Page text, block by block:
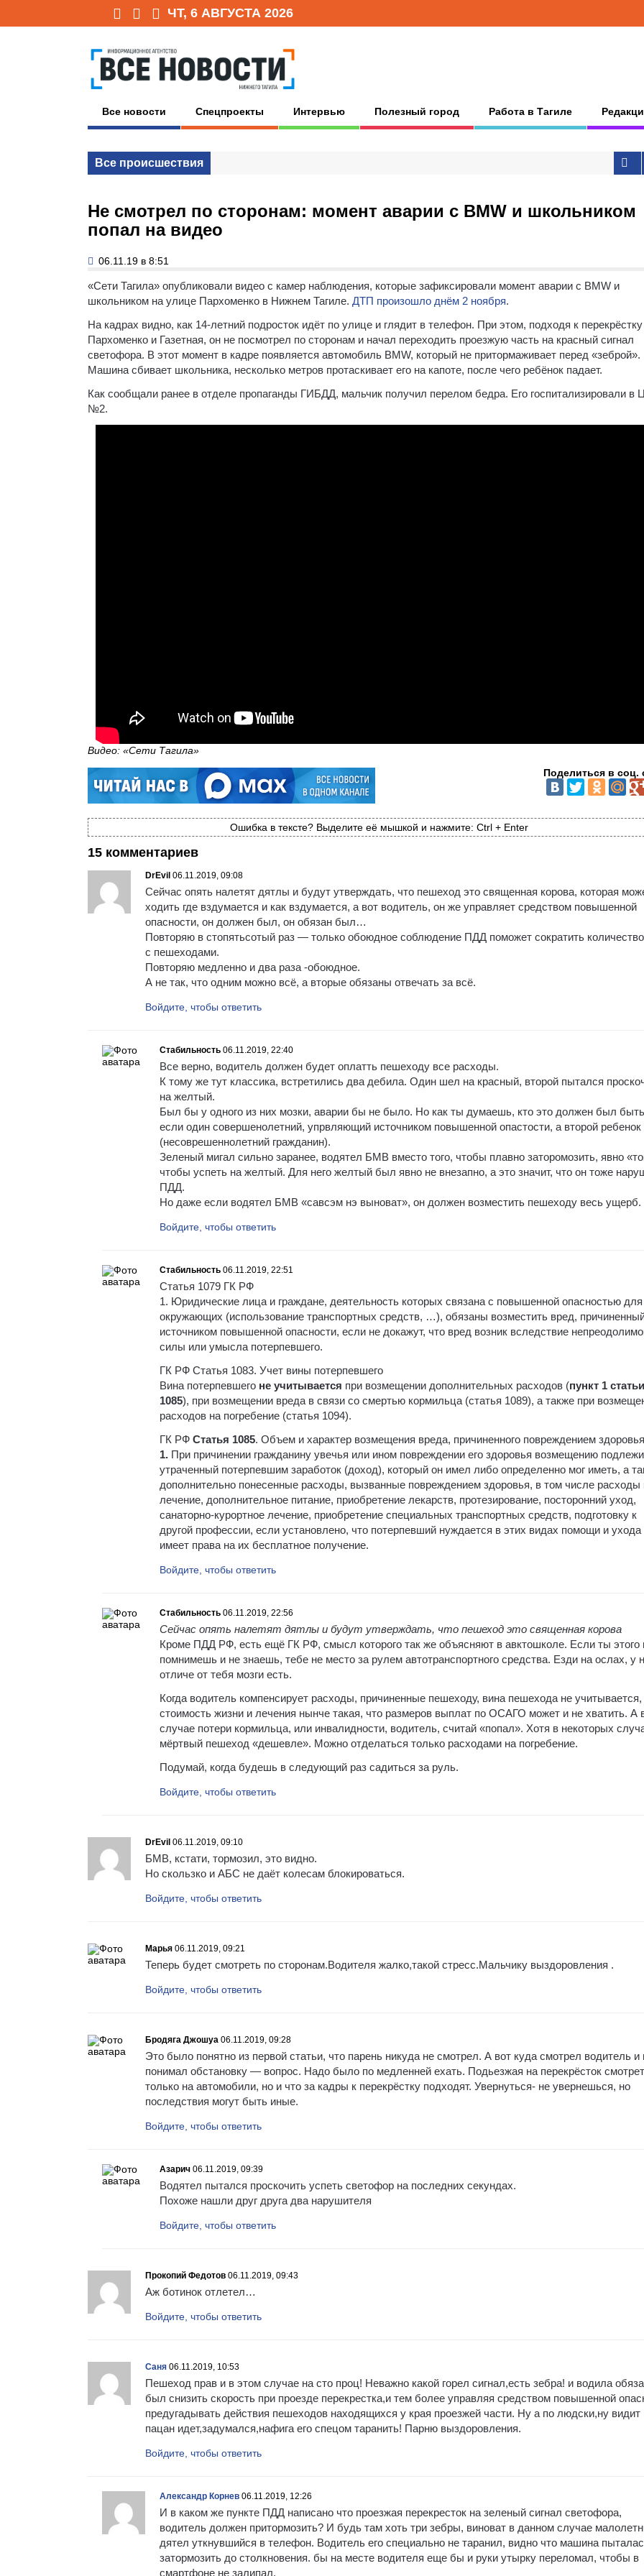
ЧТ, 6 АВГУСТА 2026
Все новости Спецпроекты Интервью Полезный город Работа в Тагиле
Все происшествия
Не смотрел по сторонам: момент аварии с BMW и школьником
попал на видео
06.11.19 в 8:51
«Сети Тагила» опубликовали видео с камер наблюдения, которые зафиксировали момент аварии с BMW и
школьником на улице Пархоменко в Нижнем Тагиле. ДТП произошло днём 2 ноября.
На кадрах видно, как 14-летний подросток идёт по улице и глядит в телефон. При этом, подходя к
Пархоменко и Газетная, он не посмотрел по сторонам и начал переходить проезжую часть на красный сигнал
светофора. В этот момент в кадре появляется автомобиль BMW, который не притормаживает перед «зеброй».
Машина сбивает школьника, несколько метров протаскивает его на капоте, после чего ребёнок падает.
Как сообщали ранее в отделе пропаганды ГИБДД, мальчик получил перелом бедра. Его госпитализировали в
№2.
Видео: «Сети Тагила»
Поделиться в соц.
Ошибка в тексте? Выделите её мышкой и нажмите: Ctrl + Enter
15 комментариев
DrEvil 06.11.2019, 09:08
Сейчас опять налетят дятлы и будут утверждать, что пешеход это священная корова, которая
ходить где вздумается и как вздумается, а вот водитель, он же управляет средством повышенной
опасности, он должен был, он обязан был…
Повторяю в стопятьсотый раз — только обоюдное соблюдение ПДД поможет сократить
с пешеходами.
Повторяю медленно и два раза -обоюдное.
А не так, что одним можно всё, а вторые обязаны отвечать за всё.
Войдите, чтобы ответить
Стабильность 06.11.2019, 22:40
Все верно, водитель должен будет оплатть пешеходу все расходы.
К тому же тут классика, встретились два дебила. Один шел на красный, второй пытался
на желтый.
Был бы у одного из них мозки, аварии бы не было. Но как ты думаешь, кто это должен был
если один совершенолетний, упрвляющий источником повышенной опастости, а второй ребенок
(несоврешеннолетний гражданин).
Зеленый мигал сильно заранее, водятел БМВ вместо того, чтобы плавно заторомозить, явно
чтобы успеть на желтый. Для него желтый был явно не внезапно, а это значит, что он тоже
ПДД.
Но даже если водятел БМВ «савсэм нэ выноват», он должен возместить пешеходу весь ущерб.
Войдите, чтобы ответить
Стабильность 06.11.2019, 22:51
Статья 1079 ГК РФ
1. Юридические лица и граждане, деятельность которых связана с повышенной опасностью для
окружающих (использование транспортных средств, …), обязаны возместить вред,
источником повышенной опасности, если не докажут, что вред возник вследствие
силы или умысла потерпевшего.
ГК РФ Статья 1083. Учет вины потерпевшего
Вина потерпевшего не учитывается при возмещении дополнительных расходов (пункт 1 статьи
1085), при возмещении вреда в связи со смертью кормильца (статья 1089), а также при
расходов на погребение (статья 1094).
ГК РФ Статья 1085. Объем и характер возмещения вреда, причиненного повреждением здоровья
1. При причинении гражданину увечья или ином повреждении его здоровья возмещению
утраченный потерпевшим заработок (доход), который он имел либо определенно мог иметь, а
дополнительно понесенные расходы, вызванные повреждением здоровья, в том числе расходы
лечение, дополнительное питание, приобретение лекарств, протезирование, посторонний уход,
санаторно-курортное лечение, приобретение специальных транспортных средств, подготовку к
другой профессии, если установлено, что потерпевший нуждается в этих видах помощи и ухода
имеет права на их бесплатное получение.
Войдите, чтобы ответить
Стабильность 06.11.2019, 22:56
Сейчас опять налетят дятлы и будут утверждать, что пешеход это священная корова
Кроме ПДД РФ, есть ещё ГК РФ, смысл которого так же объясняют в авктошколе. Если ты этого
помнимешь и не знаешь, тебе не место за рулем автотранспортного средства. Езди на ослах, у
отличе от тебя мозги есть.
Когда водитель компенсирует расходы, причиненные пешеходу, вина пешехода не учитывается,
стоимость жизни и лечения нынче такая, что размеров выплат по ОСАГО может и не хватить. А
случае потери кормильца, или инвалидности, водитель, считай «попал». Хотя в некоторых
мёртвый пешеход «дешевле». Можно отделаться только расходами на погребение.
Подумай, когда будешь в следующий раз садиться за руль.
Войдите, чтобы ответить
DrEvil 06.11.2019, 09:10
БМВ, кстати, тормозил, это видно.
Но скользко и АБС не даёт колесам блокироваться.
Войдите, чтобы ответить
Марья 06.11.2019, 09:21
Теперь будет смотреть по сторонам.Водителя жалко,такой стресс.Мальчику выздоровления .
Войдите, чтобы ответить
Бродяга Джошуа 06.11.2019, 09:28
Это было понятно из первой статьи, что парень никуда не смотрел. А вот куда смотрел водитель и
понимал обстановку — вопрос. Надо было по медленней ехать. Подьезжая на перекрёсток
только на автомобили, но и что за кадры к перекрёстку подходят. Увернуться- не увернешься, но
последствия могут быть иные.
Войдите, чтобы ответить
Азарич 06.11.2019, 09:39
Водятел пытался проскочить успеть светофор на последних секундах.
Похоже нашли друг друга два нарушителя
Войдите, чтобы ответить
Прокопий Федотов 06.11.2019, 09:43
Аж ботинок отлетел…
Войдите, чтобы ответить
Саня 06.11.2019, 10:53
Пешеход прав и в этом случае на сто проц! Неважно какой горел сигнал,есть зебра! и водила
был снизить скорость при проезде перекрестка,и тем более управляя средством повышенной
предугадывать действия пешеходов находящихся у края проезжей части. Ну а по людски,ну видит
пацан идет,задумался,нафига его спецом таранить! Парню выздоровления.
Войдите, чтобы ответить
Александр Корнев 06.11.2019, 12:26
И в каком же пункте ПДД написано что проезжая перекресток на зеленый сигнал светофора,
водитель должен притормозить? И будь там хоть три зебры, виноват в данном случае
дятел уткнувшийся в телефон. Водитель его специально не таранил, видно что машина
затормозить до столкновения. бы на месте водителя еще бы и руки утырку переломал, чтобы в
смартфоне не залипал.